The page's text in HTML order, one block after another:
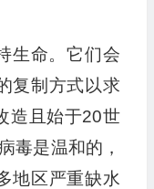
生命。它们会
复制方式以求
造且始于20世
毒是温和的，
地区严重缺水